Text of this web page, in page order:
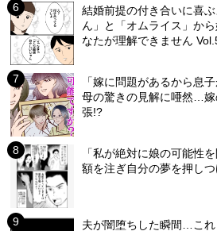
結婚前提の付き合いに喜
ん」と「オムライス」か
なたが理解できません
「嫁に問題があるから息
母の驚きの見解に唖然…
張!?
「私が絶対に娘の可能性
額を注ぎ自分の夢を押し
夫が闇堕ちした瞬間…こ